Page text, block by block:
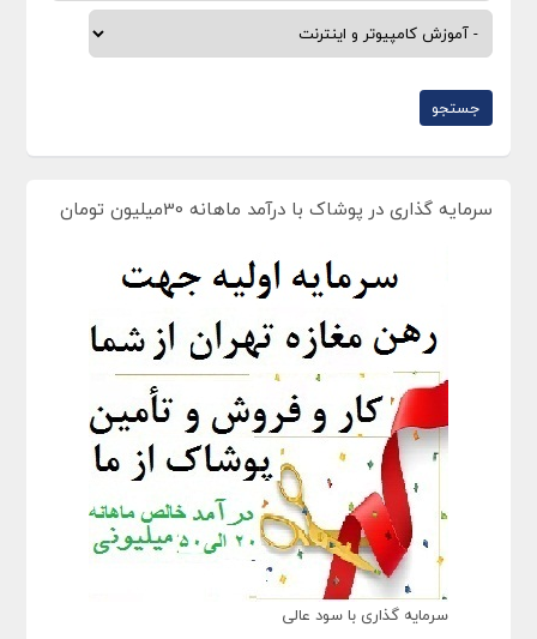
سرمایه گذاری در پوشاک با درآمد ماهانه 30میلیون تومان
سرمایه گذاری با سود عالی